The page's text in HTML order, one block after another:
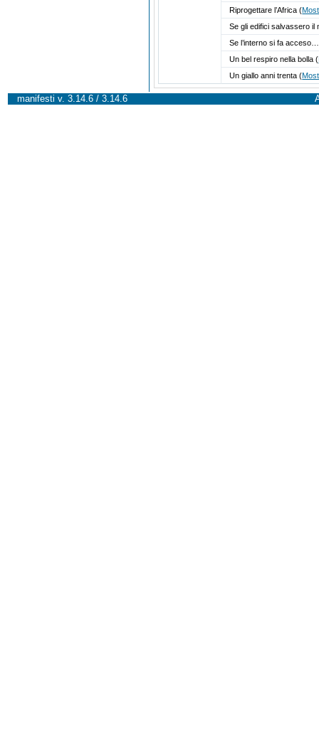
Riprogettare l’Africa(
Se gli edifici salvassero il
Se l’interno si fa
Un bel respiro nella bolla(
Un giallo anni trenta(
manifesti v. 3.14.6 / 3.14.6